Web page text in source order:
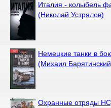
Италия - колыбель
(Николай Устрялов)
Немецкие танки в
(Михаил
Охранные отряды